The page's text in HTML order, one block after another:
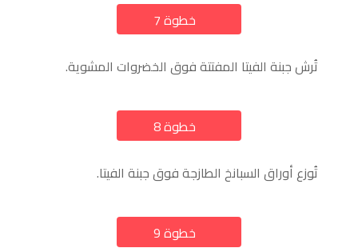
خطوة 7
تُرش جبنة الفيتا المفتتة فوق الخضروات المشوية.
خطوة 8
تُوزع أوراق السبانخ الطازجة فوق جبنة الفيتا.
خطوة 9